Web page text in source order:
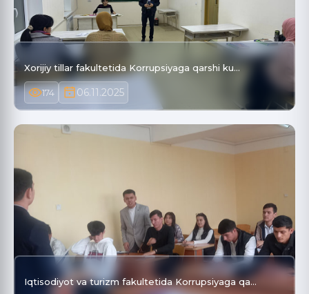
Xorijiy tillar fakultetida Korrupsiyaga qarshi ku…
174 06.11.2025
Iqtisodiyot va turizm fakultetida Korrupsiyaga qa…